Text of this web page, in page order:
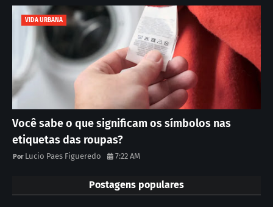
VIDA URBANA
Você sabe o que significam os símbolos nas
etiquetas das roupas?
Lucio Paes Figueredo 7:22 AM
Postagens populares